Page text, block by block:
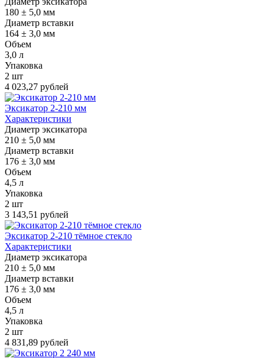
180 ± 5,0 мм
Диаметр вставки
164 ± 3,0 мм
Объем
3,0 л
Упаковка
2 шт
4 023,27 рублей
Эксикатор 2-210 мм
Характеристики
Диаметр эксикатора
210 ± 5,0 мм
Диаметр вставки
176 ± 3,0 мм
Объем
4,5 л
Упаковка
2 шт
3 143,51 рублей
Эксикатор 2-210 тёмное стекло
Характеристики
Диаметр эксикатора
210 ± 5,0 мм
Диаметр вставки
176 ± 3,0 мм
Объем
4,5 л
Упаковка
2 шт
4 831,89 рублей